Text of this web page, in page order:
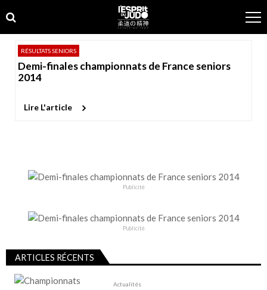
to
navigation
to
content
RÉSULTATS SENIORS
Demi-finales championnats de France seniors
2014
Lire L'article
Publicité
Publicité
ARTICLES RÉCENTS
Actualités